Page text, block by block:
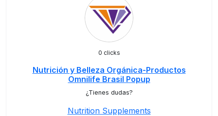
0 clicks
Nutrición y Belleza Orgánica-Productos
Omnilife Brasil Popup
¿Tienes dudas?
Nutrition Supplements